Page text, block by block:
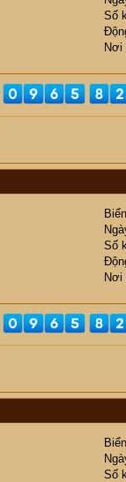
Số
Nơi
Số
Nơi
Số